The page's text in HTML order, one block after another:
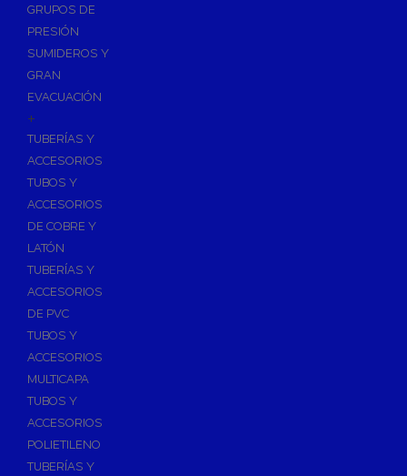
GRUPOS DE
PRESIÓN
SUMIDEROS Y
GRAN
EVACUACIÓN
+
TUBERÍAS Y
ACCESORIOS
TUBOS Y
ACCESORIOS
DE COBRE Y
LATÓN
TUBERÍAS Y
ACCESORIOS
DE PVC
TUBOS Y
ACCESORIOS
MULTICAPA
TUBOS Y
ACCESORIOS
POLIETILENO
TUBERÍAS Y